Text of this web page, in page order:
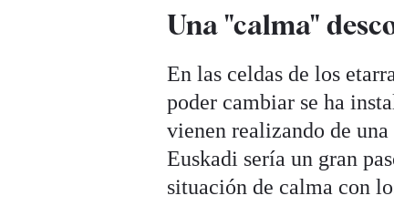
Una "calma"
En las celdas de los
poder cambiar se ha
vienen realizando de
Euskadi sería un gran
situación de calma con